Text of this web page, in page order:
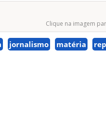
Clique na imagem
jornalismo matéria